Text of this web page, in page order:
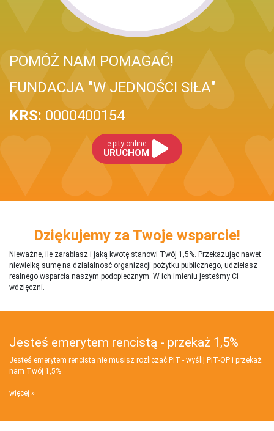
POMÓŻ NAM POMAGAĆ!
FUNDACJA "W JEDNOŚCI SIŁA"
KRS: 0000400154
e-pity online
URUCHOM
Dziękujemy za Twoje wsparcie!
Nieważne, ile zarabiasz i jaką kwotę stanowi Twój 1,5%. Przekazując nawet
niewielką sumę na działalnosć organizacji pożytku publicznego, udzielasz
realnego wsparcia naszym podopiecznym. W ich imieniu jesteśmy Ci
wdzięczni.
Jesteś emerytem rencistą - przekaż 1,5%
Jesteś emerytem rencistą nie musisz rozliczać PIT - wyślij PIT‑OP i przekaż
nam Twój 1,5%
więcej